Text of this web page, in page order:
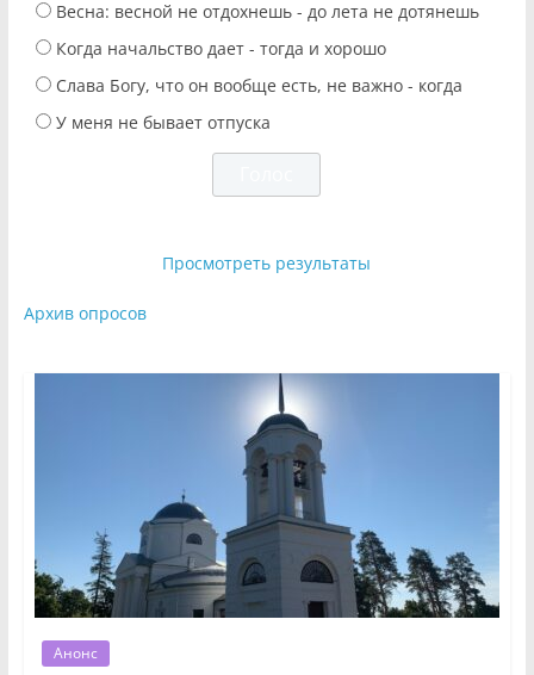
Весна: весной не отдохнешь - до лета не дотянешь
Когда начальство дает - тогда и хорошо
Слава Богу, что он вообще есть, не важно - когда
У меня не бывает отпуска
Просмотреть результаты
Архив опросов
Анонс